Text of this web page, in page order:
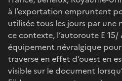
à l’exportation empruntent
utilisée tous les jours par une
ce contexte, l’autoroute E
équipement névralgique pour
traverse en effet d’ouest en
visible sur le document